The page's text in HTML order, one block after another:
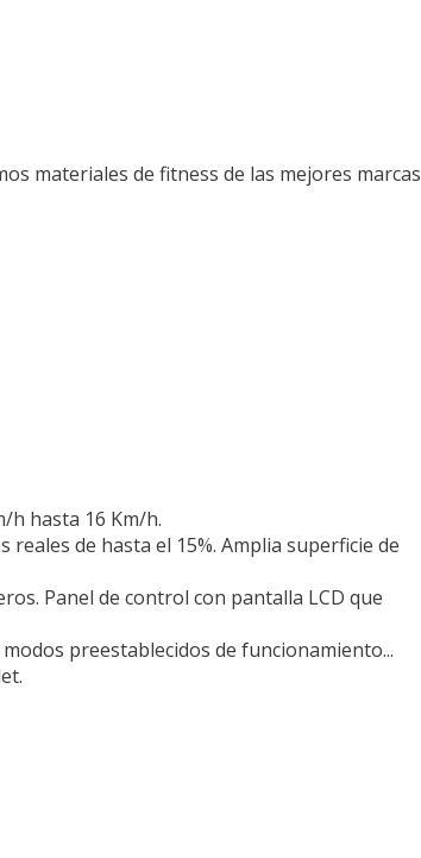
materiales de fitness de las mejores marcas
h hasta 16 Km/h.
de hasta el 15%. Amplia superficie de
Panel de control con pantalla LCD que
preestablecidos de funcionamiento...